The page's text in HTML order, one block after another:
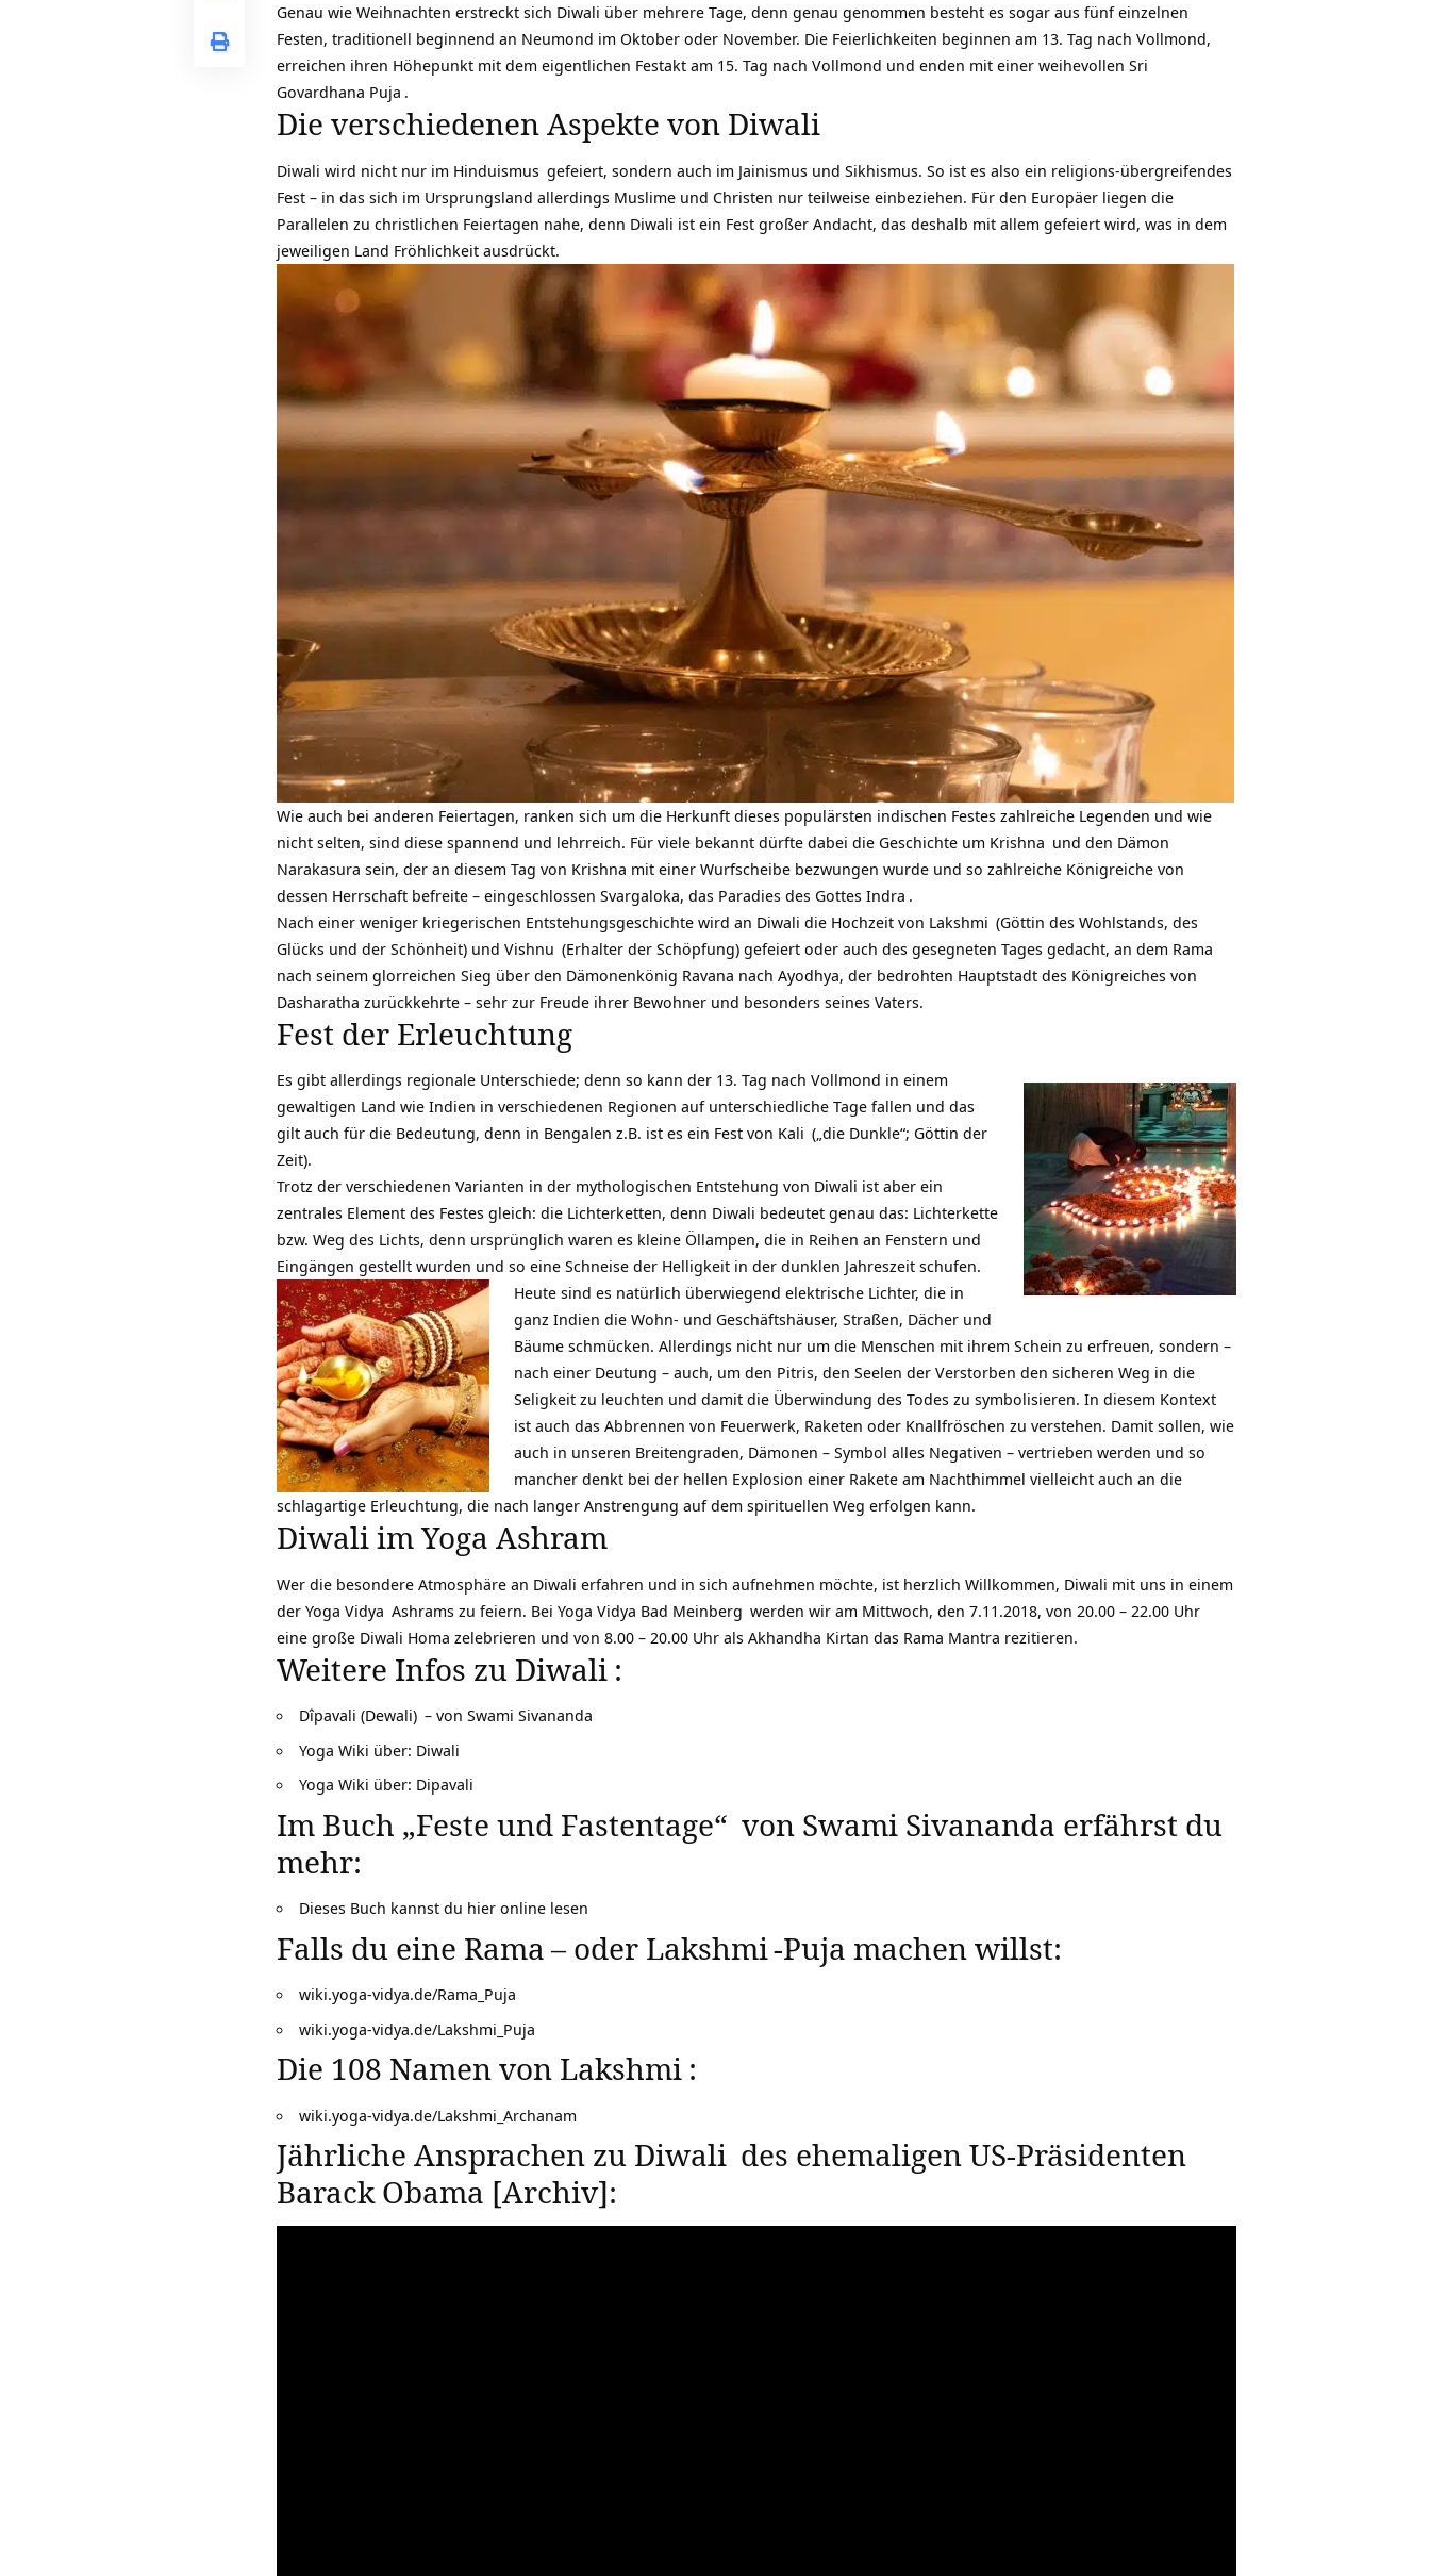
Genau wie Weihnachten erstreckt sich Diwali über mehrere Tage, denn genau genommen besteht es sogar aus fünf einzelnen
Festen, traditionell beginnend an Neumond im Oktober oder November. Die Feierlichkeiten beginnen am 13. Tag nach Vollmond,
erreichen ihren Höhepunkt mit dem eigentlichen Festakt am 15. Tag nach Vollmond und enden mit einer weihevollen Sri
Govardhana Puja .
Die verschiedenen Aspekte von Diwali
Diwali wird nicht nur im Hinduismus gefeiert, sondern auch im Jainismus und Sikhismus. So ist es also ein religions-übergreifendes
Fest – in das sich im Ursprungsland allerdings Muslime und Christen nur teilweise einbeziehen. Für den Europäer liegen die
Parallelen zu christlichen Feiertagen nahe, denn Diwali ist ein Fest großer Andacht, das deshalb mit allem gefeiert wird, was in dem
jeweiligen Land Fröhlichkeit ausdrückt.
Wie auch bei anderen Feiertagen, ranken sich um die Herkunft dieses populärsten indischen Festes zahlreiche Legenden und wie
nicht selten, sind diese spannend und lehrreich. Für viele bekannt dürfte dabei die Geschichte um Krishna und den Dämon
Narakasura sein, der an diesem Tag von Krishna mit einer Wurfscheibe bezwungen wurde und so zahlreiche Königreiche von
dessen Herrschaft befreite – eingeschlossen Svargaloka, das Paradies des Gottes Indra .
Nach einer weniger kriegerischen Entstehungsgeschichte wird an Diwali die Hochzeit von Lakshmi (Göttin des Wohlstands, des
Glücks und der Schönheit) und Vishnu (Erhalter der Schöpfung) gefeiert oder auch des gesegneten Tages gedacht, an dem Rama
nach seinem glorreichen Sieg über den Dämonenkönig Ravana nach Ayodhya, der bedrohten Hauptstadt des Königreiches von
Dasharatha zurückkehrte – sehr zur Freude ihrer Bewohner und besonders seines Vaters.
Fest der Erleuchtung
Es gibt allerdings regionale Unterschiede; denn so kann der 13. Tag nach Vollmond in einem
gewaltigen Land wie Indien in verschiedenen Regionen auf unterschiedliche Tage fallen und das
gilt auch für die Bedeutung, denn in Bengalen z.B. ist es ein Fest von Kali („die Dunkle“; Göttin der
Zeit).
Trotz der verschiedenen Varianten in der mythologischen Entstehung von Diwali ist aber ein
zentrales Element des Festes gleich: die Lichterketten, denn Diwali bedeutet genau das: Lichterkette
bzw. Weg des Lichts, denn ursprünglich waren es kleine Öllampen, die in Reihen an Fenstern und
Eingängen gestellt wurden und so eine Schneise der Helligkeit in der dunklen Jahreszeit schufen.
Heute sind es natürlich überwiegend elektrische Lichter, die in
ganz Indien die Wohn- und Geschäftshäuser, Straßen, Dächer und
Bäume schmücken. Allerdings nicht nur um die Menschen mit ihrem Schein zu erfreuen, sondern –
nach einer Deutung – auch, um den Pitris, den Seelen der Verstorben den sicheren Weg in die
Seligkeit zu leuchten und damit die Überwindung des Todes zu symbolisieren. In diesem Kontext
ist auch das Abbrennen von Feuerwerk, Raketen oder Knallfröschen zu verstehen. Damit sollen, wie
auch in unseren Breitengraden, Dämonen – Symbol alles Negativen – vertrieben werden und so
mancher denkt bei der hellen Explosion einer Rakete am Nachthimmel vielleicht auch an die
schlagartige Erleuchtung, die nach langer Anstrengung auf dem spirituellen Weg erfolgen kann.
Diwali im Yoga Ashram
Wer die besondere Atmosphäre an Diwali erfahren und in sich aufnehmen möchte, ist herzlich Willkommen, Diwali mit uns in einem
der Yoga Vidya Ashrams zu feiern. Bei Yoga Vidya Bad Meinberg werden wir am Mittwoch, den 7.11.2018, von 20.00 – 22.00 Uhr
eine große Diwali Homa zelebrieren und von 8.00 – 20.00 Uhr als Akhandha Kirtan das Rama Mantra rezitieren.
Weitere Infos zu Diwali :
Dîpavali (Dewali) – von Swami Sivananda
Yoga Wiki über: Diwali
Yoga Wiki über: Dipavali
Im Buch „Feste und Fastentage“ von Swami Sivananda erfährst du
mehr:
Dieses Buch kannst du hier online lesen
Falls du eine Rama– oder Lakshmi-Puja machen willst:
wiki.yoga-vidya.de/Rama_Puja
wiki.yoga-vidya.de/Lakshmi_Puja
Die 108 Namen von Lakshmi :
wiki.yoga-vidya.de/Lakshmi_Archanam
Jährliche Ansprachen zu Diwali des ehemaligen US-Präsidenten
Barack Obama [Archiv]: